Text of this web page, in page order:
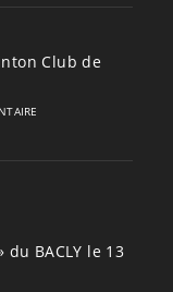
Club de
du BACLY le 13